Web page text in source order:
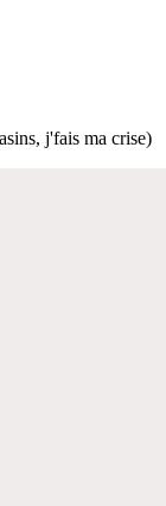
j'fais ma crise)